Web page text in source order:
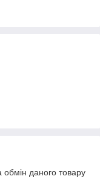
даного товару